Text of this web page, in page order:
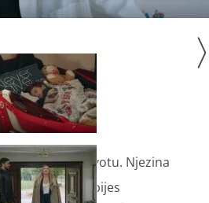
boli u životu. Njezina
u bijes, a taj bijes